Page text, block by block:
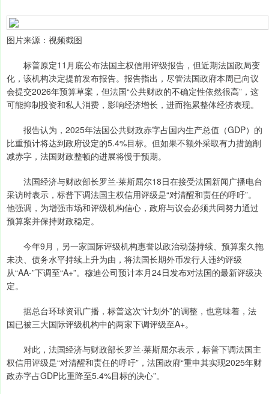
图片来源：视频截图
标普原定11月底公布法国主权信用评级报告，但近期法国政局变
化，该机构决定提前发布报告。报告指出，尽管法国政府本周已向议
会提交2026年预算草案，但法国“公共财政的不确定性依然很高”，这
可能抑制投资和私人消费，影响经济增长，进而拖累整体经济表现。
报告认为，2025年法国公共财政赤字占国内生产总值（GDP）的
比重预计将达到政府设定的5.4%目标。但如果不额外采取有力措施削
减赤字，法国财政整顿的进展将慢于预期。
法国经济与财政部长罗兰·莱斯屈尔18日在接受法国新闻广播电台
采访时表示，标普下调法国主权信用评级是“对清醒和责任的呼吁”。
他强调，为增强市场和评级机构信心，政府与议会必须共同努力通过
预算案并保持财政稳定。
今年9月，另一家国际评级机构惠誉以政治动荡持续、预算案久拖
未决、债务水平持续上升为由，将法国长期外币发行人违约评级
从“AA-”下调至“A+”。穆迪公司预计本月24日发布对法国的最新评级决
定。
据总台环球资讯广播，标普这次“计划外”的调整，也意味着，法
国已被三大国际评级机构中的两家下调评级至A+。
对此，法国经济与财政部长罗兰·莱斯屈尔表示，标普下调法国主
权信用评级是“对清醒和责任的呼吁”，法国政府“重申其实现2025年财
政赤字占GDP比重降至5.4%目标的决心”。